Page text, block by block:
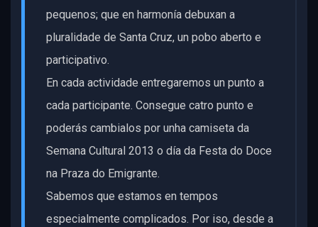
pequenos; que en harmonía debuxan a
pluralidade de Santa Cruz, un pobo aberto e
participativo.
En cada actividade entregaremos un punto a
cada participante. Consegue catro punto e
poderás cambialos por unha camiseta da
Semana Cultural 2013 o día da Festa do Doce
na Praza do Emigrante.
Sabemos que estamos en tempos
especialmente complicados. Por iso, desde a